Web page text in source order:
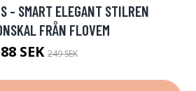
- SMART ELEGANT STILREN
FRÅN FLOVEM
88 SEK 249 SEK